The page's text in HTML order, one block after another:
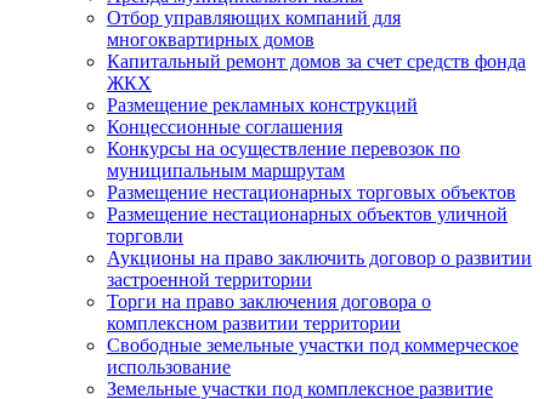
Отбор управляющих компаний для
многоквартирных домов
Капитальный ремонт домов за счет средств фонда
ЖКХ
Размещение рекламных конструкций
Концессионные соглашения
Конкурсы на осуществление перевозок по
муниципальным маршрутам
Размещение нестационарных торговых объектов
Размещение нестационарных объектов уличной
торговли
Аукционы на право заключить договор о развитии
застроенной территории
Торги на право заключения договора о
комплексном развитии территории
Свободные земельные участки под коммерческое
использование
Земельные участки под комплексное развитие